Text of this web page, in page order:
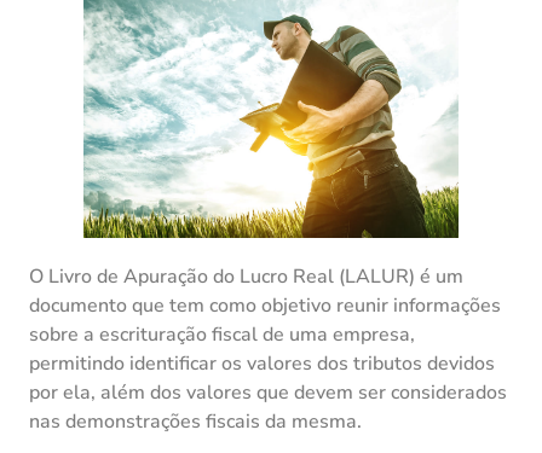
O Livro de Apuração do Lucro Real (LALUR) é um
documento que tem como objetivo reunir informações
sobre a escrituração fiscal de uma empresa,
permitindo identificar os valores dos tributos devidos
por ela, além dos valores que devem ser considerados
nas demonstrações fiscais da mesma.